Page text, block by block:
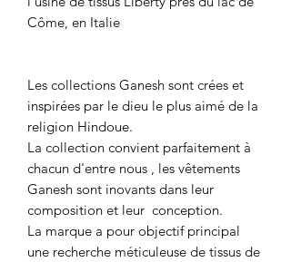
Côme, en Italie
Les collections Ganesh sont crées et
inspirées par le dieu le plus aimé de la
religion Hindoue.
La collection convient parfaitement à
chacun d'entre nous , les vêtements
Ganesh sont inovants dans leur
composition et leur conception.
La marque a pour objectif principal
une recherche méticuleuse de tissus de